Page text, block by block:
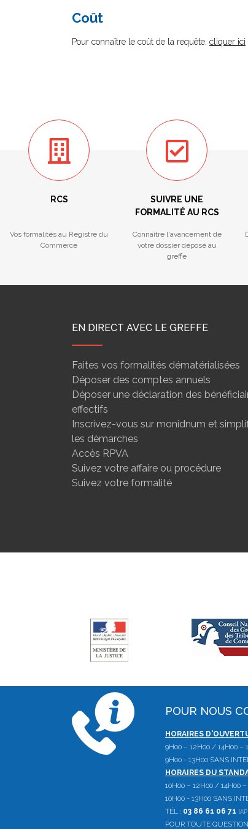
Coût
Pour connaître le coût de la requête, cliquer ici
RCS
Vos formalités au Registre du
Commerce
SUIVRE UNE
FORMALITÉ AU RCS
Connaître l'avancement de
votre dossier déposé au
greffe
EN DIRECT AVEC LE GREFFE
Faites vos formalités dématérialisées
Déposer des comptes annuels
Déposer une déclaration des
effectifs
Inscrivez-vous sur monidnum et
les démarches
Accès RPVA
Suivez votre affaire ou procédure
Suivez votre formalité
POUR NOUS
HORAIRES
9H00 – 12H00 / 14H00 –
9H00 - 13H00 SANS
HORAIRES DU
10H00 – 12H00 / 14H00
10H00 - 13H00 SANS
TÉL : 03 86 61 06 71
POUR TOUTE